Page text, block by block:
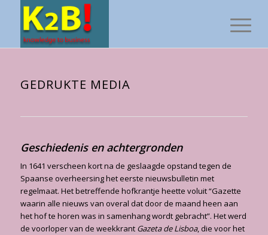
GEDRUKTE MEDIA
Geschiedenis en achtergronden
In 1641 verscheen kort na de geslaagde opstand tegen de
Spaanse overheersing het eer­ste nieuwsbulletin met
regelmaat. Het betreffende hofkrantje heette voluit “Gazette
waarin alle nieuws van overal dat door de maand heen aan
het hof te horen was in samenhang wordt gebracht”. Het werd
de voorloper van de weekkrant Gazeta de Lisboa, die voor het